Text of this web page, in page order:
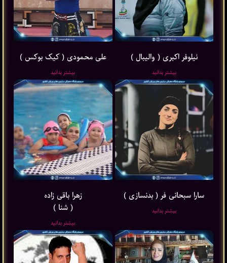
نیلوفر اکبری ( والیبال )
بیشتر بدانید
علی محمودی ( کیک بوکس )
بیشتر بدانید
سارا سبحانی فر ( بدنسازی )
بیشتر بدانید
زهرا باقی ‌زاده
( شنا )
بیشتر بدانید